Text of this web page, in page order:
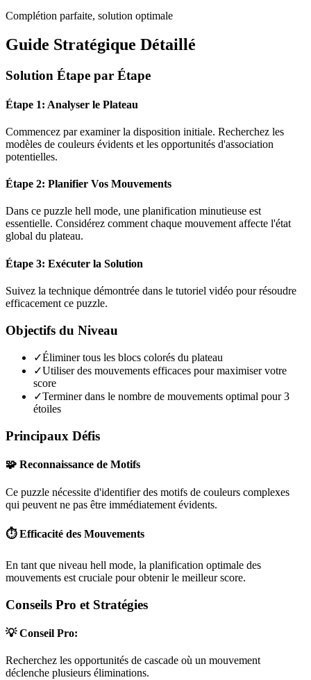
Complétion parfaite, solution optimale
Guide Stratégique Détaillé
Solution Étape par Étape
Étape 1: Analyser le Plateau
Commencez par examiner la disposition initiale. Recherchez les
modèles de couleurs évidents et les opportunités d'association
potentielles.
Étape 2: Planifier Vos Mouvements
Dans ce puzzle hell mode, une planification minutieuse est
essentielle. Considérez comment chaque mouvement affecte l'état
global du plateau.
Étape 3: Exécuter la Solution
Suivez la technique démontrée dans le tutoriel vidéo pour résoudre
efficacement ce puzzle.
Objectifs du Niveau
✓Éliminer tous les blocs colorés du plateau
✓Utiliser des mouvements efficaces pour maximiser votre
score
✓Terminer dans le nombre de mouvements optimal pour 3
étoiles
Principaux Défis
🧩 Reconnaissance de Motifs
Ce puzzle nécessite d'identifier des motifs de couleurs complexes
qui peuvent ne pas être immédiatement évidents.
⏱️ Efficacité des Mouvements
En tant que niveau hell mode, la planification optimale des
mouvements est cruciale pour obtenir le meilleur score.
Conseils Pro et Stratégies
💡 Conseil Pro:
Recherchez les opportunités de cascade où un mouvement
déclenche plusieurs éliminations.